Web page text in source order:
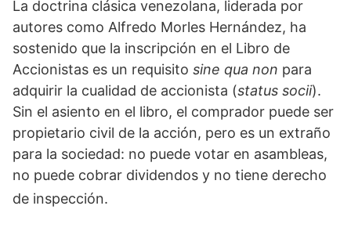
La doctrina clásica venezolana, liderada por
autores como Alfredo Morles Hernández, ha
sostenido que la inscripción en el Libro de
Accionistas es un requisito sine qua non para
adquirir la cualidad de accionista (status socii).
Sin el asiento en el libro, el comprador puede ser
propietario civil de la acción, pero es un extraño
para la sociedad: no puede votar en asambleas,
no puede cobrar dividendos y no tiene derecho
de inspección.